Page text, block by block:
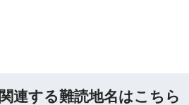
関連する難読地名はこちら